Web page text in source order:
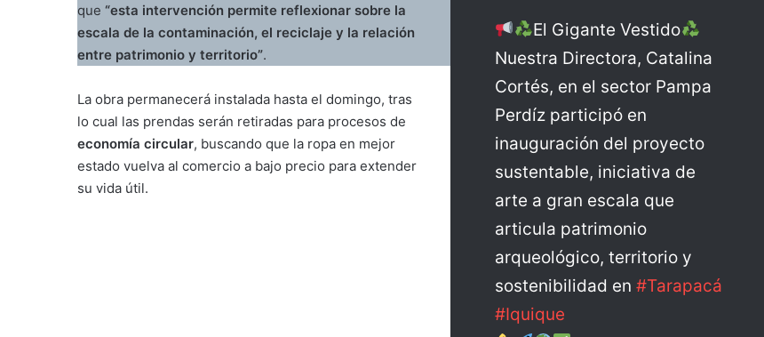
El Gigante Vestido
Nuestra Directora, Catalina
Cortés, en el sector Pampa
Perdíz participó en
inauguración del proyecto
sustentable, iniciativa de
arte a gran escala que
articula patrimonio
arqueológico, territorio y
sostenibilidad en #Tarapacá
#Iquique
que “esta intervención permite reflexionar sobre la
escala de la contaminación, el reciclaje y la relación
entre patrimonio y territorio”.
La obra permanecerá instalada hasta el domingo, tras
lo cual las prendas serán retiradas para procesos de
economía circular, buscando que la ropa en mejor
estado vuelva al comercio a bajo precio para extender
su vida útil.